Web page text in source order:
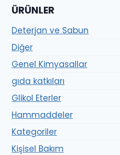
ÜRÜNLER
Deterjan ve Sabun
Diğer
Genel Kimyasallar
gıda katkıları
Glikol Eterler
Hammaddeler
Kategoriler
Kişisel Bakım